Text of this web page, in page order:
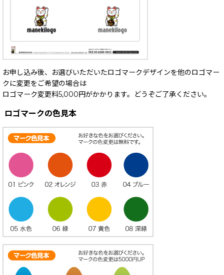
お申し込み後、お選びいただいたロゴマークデザインを他のロゴマー
クに変更をご希望の場合は
ロゴマーク変更料5,000円がかかります。どうぞご了承ください。
ロゴマークの色見本